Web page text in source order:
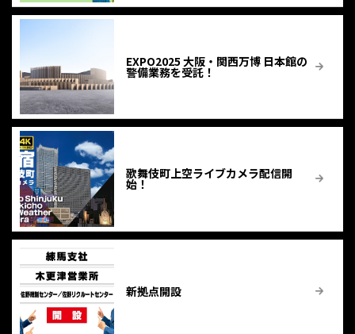
EXPO2025 大阪・関西万博 日本館の
警備業務を受託！
歌舞伎町上空ライブカメラ配信開
始！
新拠点開設